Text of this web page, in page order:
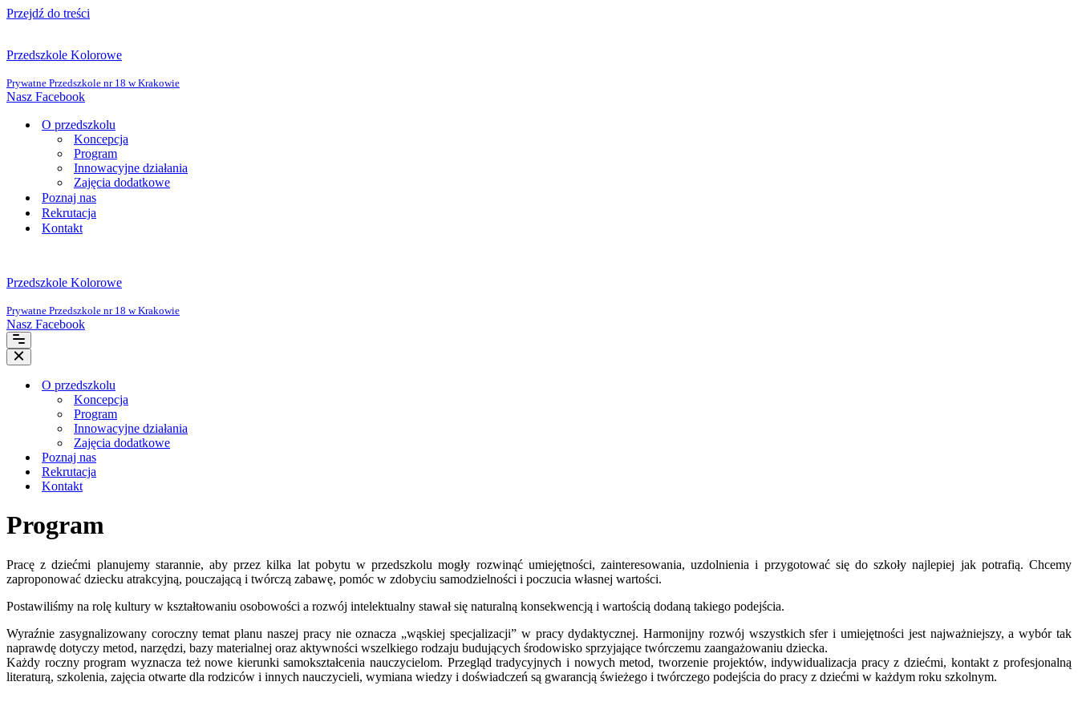
Przejdź do treści
Przedszkole Kolorowe
Prywatne Przedszkole nr 18 w Krakowie
Nasz Facebook
O przedszkolu
Koncepcja
Program
Innowacyjne działania
Zajęcia dodatkowe
Poznaj nas
Rekrutacja
Kontakt
Przedszkole Kolorowe
Prywatne Przedszkole nr 18 w Krakowie
Nasz Facebook
Menu
nawigacji
Menu
nawigacjiO przedszkolu
Koncepcja
Program
Innowacyjne działania
Zajęcia dodatkowe
Poznaj nas
Rekrutacja
Kontakt
Program
Pracę z dziećmi planujemy starannie, aby przez kilka lat pobytu w przedszkolu mogły rozwinąć umiejętności, zainteresowania, uzdolnienia i przygotować się do szkoły najlepiej jak potrafią. Chcemy
zaproponować dziecku atrakcyjną, pouczającą i twórczą zabawę, pomóc w zdobyciu samodzielności i poczucia własnej wartości.
Postawiliśmy na rolę kultury w kształtowaniu osobowości a rozwój intelektualny stawał się naturalną konsekwencją i wartością dodaną takiego podejścia.
Wyraźnie zasygnalizowany coroczny temat planu naszej pracy nie oznacza „wąskiej specjalizacji” w pracy dydaktycznej. Harmonijny rozwój wszystkich sfer i umiejętności jest najważniejszy, a wybór tak
naprawdę dotyczy metod, narzędzi, bazy materialnej oraz aktywności wszelkiego rodzaju budujących środowisko sprzyjające twórczemu zaangażowaniu dziecka.
Każdy roczny program wyznacza też nowe kierunki samokształcenia nauczycielom. Przegląd tradycyjnych i nowych metod, tworzenie projektów, indywidualizacja pracy z dziećmi, kontakt z profesjonalną
literaturą, szkolenia, zajęcia otwarte dla rodziców i innych nauczycieli, wymiana wiedzy i doświadczeń są gwarancją świeżego i twórczego podejścia do pracy z dziećmi w każdym roku szkolnym.